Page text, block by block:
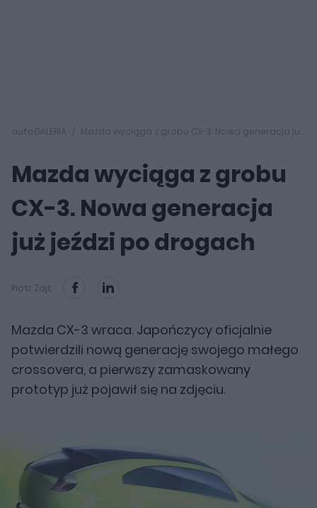
autoGALERIA Mazda wyciąga z grobu CX-3. Nowa generacja już jeździ po drogach
Mazda wyciąga z grobu
CX-3. Nowa generacja
już jeździ po drogach
Piotr Zajt
Mazda CX-3 wraca. Japończycy oficjalnie
potwierdzili nową generację swojego małego
crossovera, a pierwszy zamaskowany
prototyp już pojawił się na zdjęciu.